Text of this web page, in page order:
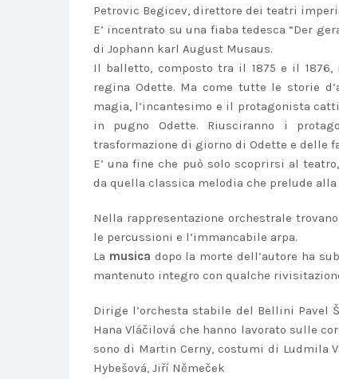
Petrovic Begicev, direttore dei teatri
E’ incentrato su una fiaba tedesca “Der
di Jophann karl August Musaus.
Il balletto, composto tra il 1875 e il
regina Odette. Ma come tutte le storie
magia, l’incantesimo e il protagonista
in pugno Odette. Riusciranno i
trasformazione di giorno di Odette e delle
E’ una fine che può solo scoprirsi al
da quella classica melodia che prelude
Nella rappresentazione orchestrale
le percussioni e l’immancabile arpa.
La musica dopo la morte dell’autore ha
mantenuto integro con qualche
Dirige l’orchesta stabile del Bellini Pavel
Hana Vláčilová che hanno lavorato sulle
sono di Martin Cerny, costumi di Ludmila
Hybešová, Jiří Němeček